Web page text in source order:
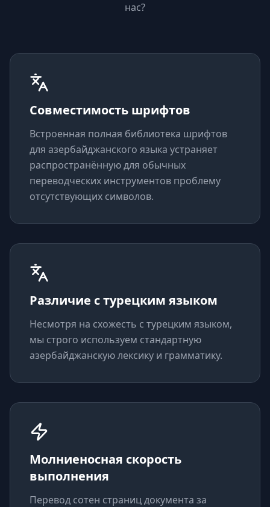
нас?
Совместимость шрифтов
Встроенная полная библиотека шрифтов
для азербайджанского языка устраняет
распространённую для обычных
переводческих инструментов проблему
отсутствующих символов.
Различие с турецким языком
Несмотря на схожесть с турецким языком,
мы строго используем стандартную
азербайджанскую лексику и грамматику.
Молниеносная скорость
выполнения
Перевод сотен страниц документа за